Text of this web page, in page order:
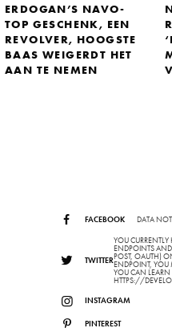
ERDOGAN’S NAVO-
TOP GESCHENK, EEN
REVOLVER, HOOGSTE
BAAS WEIGERDT HET
AAN TE NEMEN
FACEBOOK DATA
TWITTER
YOU CURRENTLY
ENDPOINTS
POST, OAUTH)
ENDPOINT, YOU
YOU CAN LEARN
HTTPS://
INSTAGRAM
PINTEREST